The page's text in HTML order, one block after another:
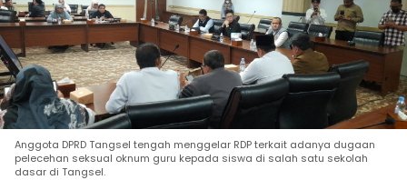
Anggota DPRD Tangsel tengah menggelar RDP terkait adanya dugaan
pelecehan seksual oknum guru kepada siswa di salah satu sekolah
dasar di Tangsel.